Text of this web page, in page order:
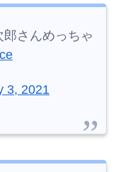
さんめっちゃ
3, 2021